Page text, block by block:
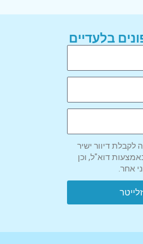
בלעדיים
דיוור ישיר
דוא"ל, וכן
אחר.